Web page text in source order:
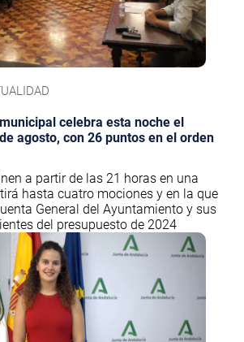
celebra esta noche el
agosto, con 26 puntos en el orden
a partir de las 21 horas en una
hasta cuatro mociones y en la que
General del Ayuntamiento y sus
del presupuesto de 2024